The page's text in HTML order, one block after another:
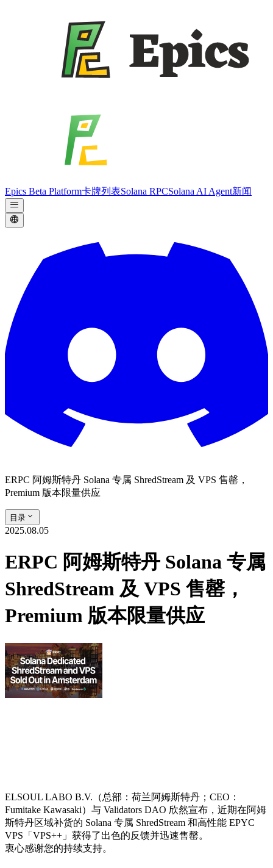
Epics Beta Platform卡牌列表Solana RPCSolana AI Agent新闻
ERPC 阿姆斯特丹 Solana 专属 ShredStream 及 VPS 售罄，
Premium 版本限量供应
目录
2025.08.05
ERPC 阿姆斯特丹 Solana 专属
ShredStream 及 VPS 售罄，
Premium 版本限量供应
ELSOUL LABO B.V.（总部：荷兰阿姆斯特丹；CEO：
Fumitake Kawasaki）与 Validators DAO 欣然宣布，近期在阿姆
斯特丹区域补货的 Solana 专属 ShredStream 和高性能 EPYC
VPS「VPS++」获得了出色的反馈并迅速售罄。
衷心感谢您的持续支持。